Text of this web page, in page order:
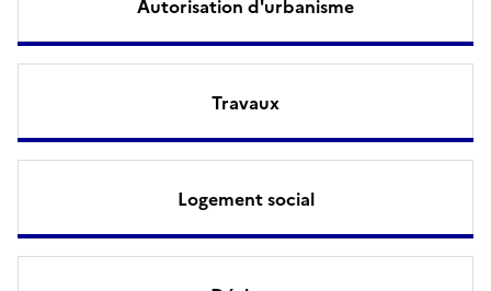
Autorisation d'urbanisme
Travaux
Logement social